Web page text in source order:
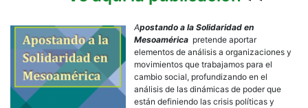
Apostando a la Solidaridad en
Mesoamérica pretende aportar
elementos de análisis a organizaciones y
movimientos que trabajamos para el
cambio social, profundizando en el
análisis de las dinámicas de poder que
están definiendo las crisis políticas y